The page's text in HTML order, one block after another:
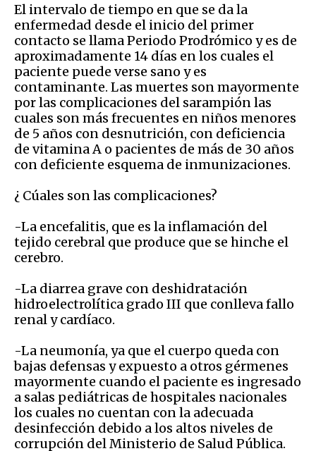
El intervalo de tiempo en que se da la
enfermedad desde el inicio del primer
contacto se llama Periodo Prodrómico y es de
aproximadamente 14 días en los cuales el
paciente puede verse sano y es
contaminante. Las muertes son mayormente
por las complicaciones del sarampión las
cuales son más frecuentes en niños menores
de 5 años con desnutrición, con deficiencia
de vitamina A o pacientes de más de 30 años
con deficiente esquema de inmunizaciones.
¿ Cúales son las complicaciones?
-La encefalitis, que es la inflamación del
tejido cerebral que produce que se hinche el
cerebro.
-La diarrea grave con deshidratación
hidroelectrolítica grado III que conlleva fallo
renal y cardíaco.
-La neumonía, ya que el cuerpo queda con
bajas defensas y expuesto a otros gérmenes
mayormente cuando el paciente es ingresado
a salas pediátricas de hospitales nacionales
los cuales no cuentan con la adecuada
desinfección debido a los altos niveles de
corrupción del Ministerio de Salud Pública.